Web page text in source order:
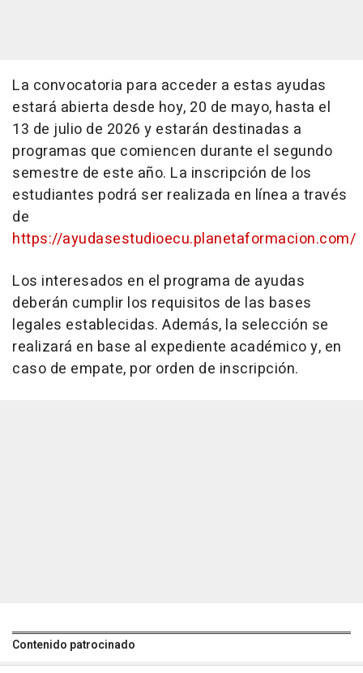
La convocatoria para acceder a estas ayudas
estará abierta desde hoy, 20 de mayo, hasta el
13 de julio de 2026 y estarán destinadas a
programas que comiencen durante el segundo
semestre de este año. La inscripción de los
estudiantes podrá ser realizada en línea a través
de
https://ayudasestudioecu.planetaformacion.com/
Los interesados en el programa de ayudas
deberán cumplir los requisitos de las bases
legales establecidas. Además, la selección se
realizará en base al expediente académico y, en
caso de empate, por orden de inscripción.
Contenido patrocinado